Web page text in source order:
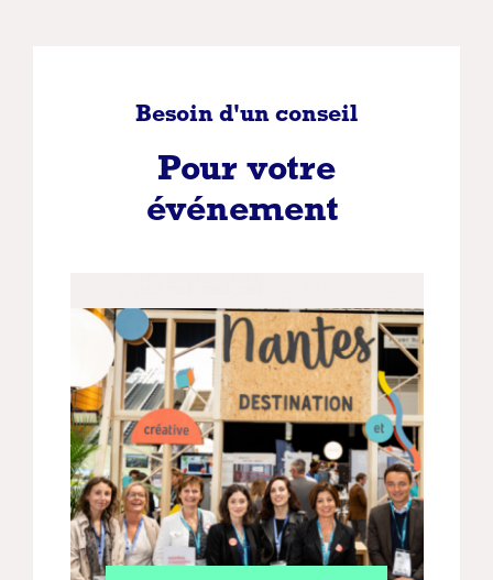
Besoin d'un conseil
Pour votre
événement